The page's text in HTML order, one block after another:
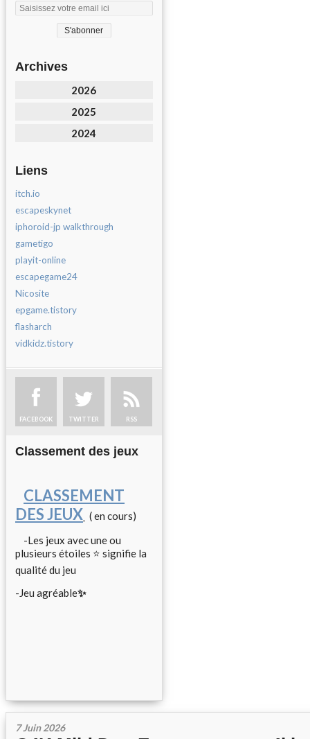
Archives
2026
2025
2024
Liens
itch.io
escapeskynet
iphoroid-jp walkthrough
gametigo
playit-online
escapegame24
Nicosite
epgame.tistory
flasharch
vidkidz.tistory
FACEBOOK TWITTER RSS
Classement des jeux
CLASSEMENT
DES JEUX ( en cours)
-Les jeux avec une ou
plusieurs étoiles ⭐ signifie la
qualité du jeu
-Jeu agréable✨
7 Juin 2026